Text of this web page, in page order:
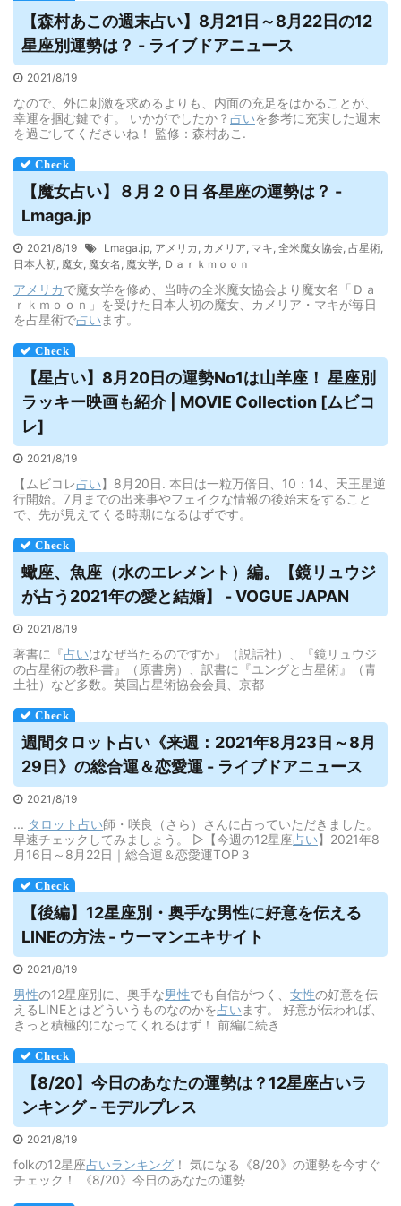
【森村あこの週末占い】8月21日～8月22日の12
星座別運勢は？ - ライブドアニュース
2021/8/19
なので、外に刺激を求めるよりも、内面の充足をはかることが、
幸運を掴む鍵です。 いかがでしたか？ 占いを参考に充実した週末
を過ごしてくださいね！ 監修：森村あこ.
【魔女占い】８月２０日 各星座の運勢は？ -
Lmaga.jp
2021/8/19 Lmaga.jp, アメリカ , カメリア, マキ, 全米魔女協会, 占星術,
日本人初, 魔女, 魔女名 , 魔女学, Ｄａｒｋｍｏｏｎ
アメリカで魔女学を修め、当時の全米魔女協会より魔女名「Ｄａ
ｒｋｍｏｏｎ」を受けた日本人初の魔女、カメリア・マキが毎日
を占星術で占い ます。
【星占い】8月20日の運勢No1は山羊座！ 星座別
ラッキー映画も紹介 | MOVIE Collection [ムビコ
レ]
2021/8/19
【ムビコレ占い】8月20日. 本日は一粒万倍日、10：14、天王星逆
行開始。7月までの出来事やフェイクな情報の後始末をすること
で、先が見えてくる時期になるはずです。
蠍座、魚座（水のエレメント）編。【鏡リュウジ
が占う2021年の愛と結婚】 - VOGUE JAPAN
2021/8/19
著書に『占いはなぜ当たるのですか』（説話社）、『鏡リュウジ
の占星術の教科書』（原書房）、訳書に『ユングと占星術』（青
土社）など多数。英国占星術協会会員、京都
週間タロット占い 《来週：2021年8月23日～8月
29日》の総合運＆恋愛運 - ライブドアニュース
2021/8/19
... タロット占い師・咲良（さら）さんに占っていただきました。
早速チェックしてみましょう。 ▷︎【今週の12星座占い】2021年8
月16日～8月22日｜総合運＆恋愛運TOP３
【後編】12星座別・奥手な男性に好意を伝える
LINEの方法 - ウーマンエキサイト
2021/8/19
男性の12星座別に、奥手な男性でも自信がつく、 女性の好意を伝
えるLINEとはどういうものなのかを占い ます。 好意が伝われば、
きっと積極的になってくれるはず！ 前編に続き
【8/20】今日のあなたの運勢は？12星座占いラ
ンキング - モデルプレス
2021/8/19
folkの12星座占いランキング ！ 気になる《8/20》の運勢を今すぐ
チェック！ 《8/20》今日のあなたの運勢